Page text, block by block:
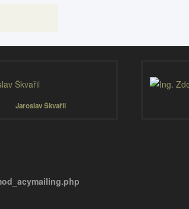
Jaroslav Škvařil